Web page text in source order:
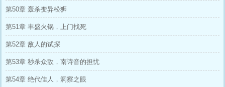
第50章 轰杀变异松狮
第51章 丰盛火锅，上门找死
第52章 敌人的试探
第53章 秒杀众敌，南诗音的担忧
第54章 绝代佳人，洞察之眼